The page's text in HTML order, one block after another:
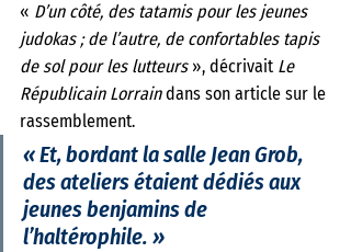
« D’un côté, des tatamis pour les jeunes
judokas ; de l’autre, de confortables tapis
de sol pour les lutteurs », décrivait Le
Républicain Lorrain dans son article sur le
rassemblement.
« Et, bordant la salle Jean Grob,
des ateliers étaient dédiés aux
jeunes benjamins de
l’haltérophile. »